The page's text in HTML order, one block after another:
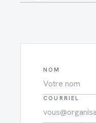
NOM
COURRIEL